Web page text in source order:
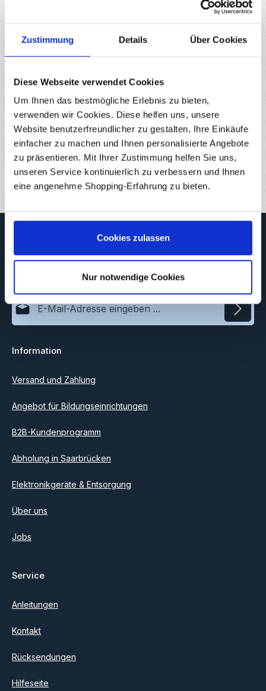
Zustimmung Details Über Cookies
Diese Webseite verwendet Cookies
Um Ihnen das bestmögliche Erlebnis zu bieten,
verwenden wir Cookies. Diese helfen uns, unsere
Website benutzerfreundlicher zu gestalten, Ihre Einkäufe
einfacher zu machen und Ihnen personalisierte Angebote
zu präsentieren. Mit Ihrer Zustimmung helfen Sie uns,
unseren Service kontinuierlich zu verbessern und Ihnen
eine angenehme Shopping-Erfahrung zu bieten.
Cookies zulassen
Nur notwendige Cookies
20 Einpressmuttern M8x12x10 für Voron 2.4. Die
hohe Robustheit, Halt…Mehr
Eigenschaften
Downloads
Bewertungen
Abonnieren Sie jetzt unseren regelmäßig erscheinenden
Newsletter, um rechtzeitig über neue Produkte und Angebote
informiert zu werden.
E-Mail-Adresse*
Ich habe dieDatenschutzbestimmungen
einverstanden.
Information
Versand und Zahlung
Angebot für Bildungseinrichtungen
B2B-Kundenprogramm
Abholung in Saarbrücken
Elektronikgeräte & Entsorgung
Über uns
Jobs
Service
Anleitungen
Kontakt
Rücksendungen
Hilfeseite